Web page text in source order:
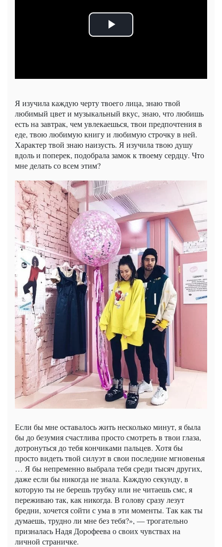
Я изучила каждую черту твоего лица, знаю твой
любимый цвет и музыкальный вкус, знаю, что любишь
есть на завтрак, чем увлекаешься, твои предпочтения в
еде, твою любимую книгу и любимую строчку в ней.
Характер твой знаю наизусть. Я изучила твою душу
вдоль и поперек, подобрала замок к твоему сердцу. Что
мне делать со всем этим?
Если бы мне оставалось жить несколько минут, я была
бы до безумия счастлива просто смотреть в твои глаза,
дотронуться до тебя кончиками пальцев. Хотя бы
просто видеть твой силуэт в свои последние мгновенья
… Я бы непременно выбрала тебя среди тысяч других,
даже если бы никогда не знала. Каждую секунду, в
которую ты не берешь трубку или не читаешь смс, я
переживаю так, как никогда. В голову сразу лезут
бредни, хочется сойти с ума в эти моменты. Так как ты
думаешь, трудно ли мне без тебя?», — трогательно
призналась Надя Дорофеева о своих чувствах на
личной страничке.